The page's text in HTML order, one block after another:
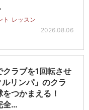
ト レッスン
2026.08.06
クラブを1回転させ
リンパ」のクラ
つかまえる！
全…